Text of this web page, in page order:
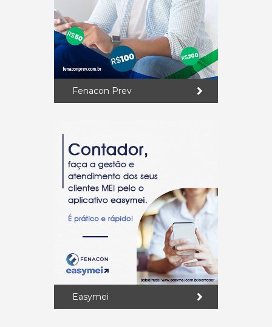
Fenacon Prev
Easymei